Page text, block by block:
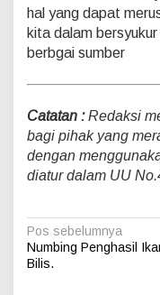
hal yang dapat
kita dalam
berbgai sumber
Catatan :Redaksi
bagi pihak yang
dengan
diatur dalam UU
N
a
Pos sebelumnya
Numbing Penghasil
Bilis.